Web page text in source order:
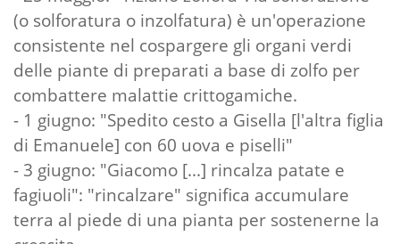
(o solforatura o inzolfatura) è un'operazione
consistente nel cospargere gli organi verdi
delle piante di preparati a base di zolfo per
combattere malattie crittogamiche.
- 1 giugno: "Spedito cesto a Gisella [l'altra figlia
di Emanuele] con 60 uova e piselli"
- 3 giugno: "Giacomo [...] rincalza patate e
fagiuoli": "rincalzare" significa accumulare
terra al piede di una pianta per sostenerne la